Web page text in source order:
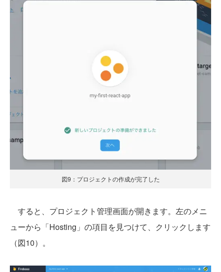
図9：プロジェクトの作成が完了した
すると、プロジェクト管理画面が開きます。左のメニ
ューから「Hosting」の項目を見つけて、クリックします
（図10）。